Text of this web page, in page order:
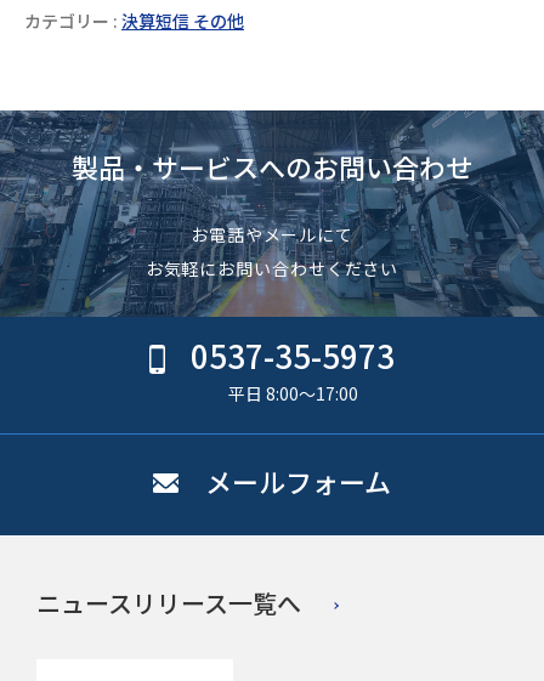
カテゴリー : 決算短信 その他
製品・サービスへのお問い合わせ
お電話やメールにて
お気軽にお問い合わせください
0537-35-5973
平日 8:00〜17:00
メールフォーム
ニュースリリース一覧へ